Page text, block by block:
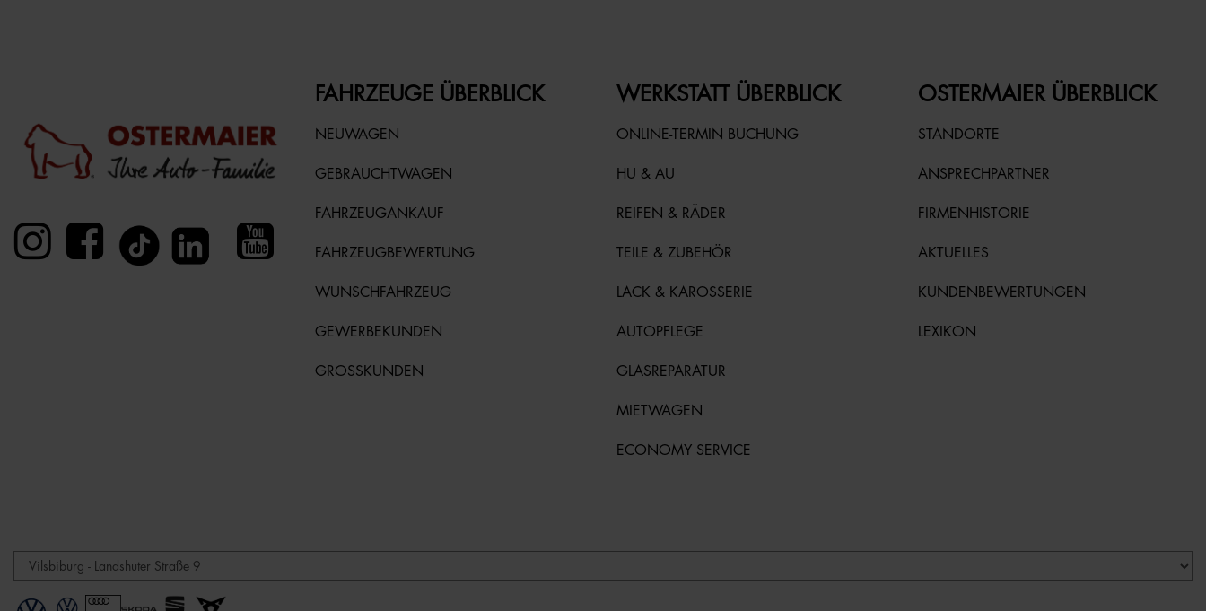
FAHRZEUGE ÜBERBLICK
NEUWAGEN
GEBRAUCHTWAGEN
FAHRZEUGANKAUF
FAHRZEUGBEWERTUNG
WUNSCHFAHRZEUG
GEWERBEKUNDEN
GROSSKUNDEN
WERKSTATT ÜBERBLICK
ONLINE-TERMIN BUCHUNG
HU & AU
REIFEN & RÄDER
TEILE & ZUBEHÖR
LACK & KAROSSERIE
AUTOPFLEGE
GLASREPARATUR
MIETWAGEN
ECONOMY SERVICE
OSTERMAIER ÜBERBLICK
STANDORTE
ANSPRECHPARTNER
FIRMENHISTORIE
AKTUELLES
KUNDENBEWERTUNGEN
LEXIKON